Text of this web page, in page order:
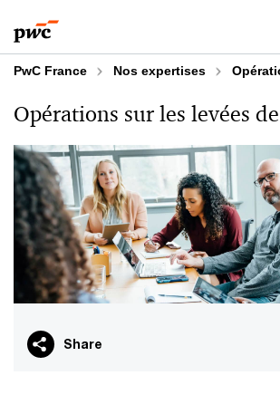
au
contenu
au
pied
dePwC France Nos expertises
Opérations sur les levées
Share